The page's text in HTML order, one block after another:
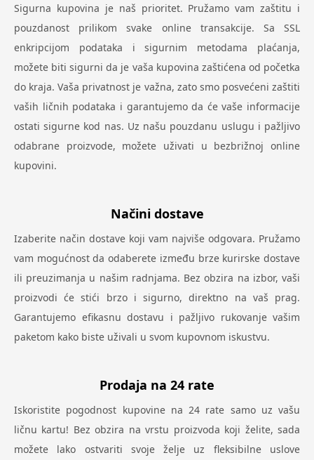
Sigurna kupovina je naš prioritet. Pružamo vam zaštitu i
pouzdanost prilikom svake online transakcije. Sa SSL
enkripcijom podataka i sigurnim metodama plaćanja,
možete biti sigurni da je vaša kupovina zaštićena od početka
do kraja. Vaša privatnost je važna, zato smo posvećeni zaštiti
vaših ličnih podataka i garantujemo da će vaše informacije
ostati sigurne kod nas. Uz našu pouzdanu uslugu i pažljivo
odabrane proizvode, možete uživati u bezbrižnoj online
kupovini.
Načini dostave
Izaberite način dostave koji vam najviše odgovara. Pružamo
vam mogućnost da odaberete između brze kurirske dostave
ili preuzimanja u našim radnjama. Bez obzira na izbor, vaši
proizvodi će stići brzo i sigurno, direktno na vaš prag.
Garantujemo efikasnu dostavu i pažljivo rukovanje vašim
paketom kako biste uživali u svom kupovnom iskustvu.
Prodaja na 24 rate
Iskoristite pogodnost kupovine na 24 rate samo uz vašu
ličnu kartu! Bez obzira na vrstu proizvoda koji želite, sada
možete lako ostvariti svoje želje uz fleksibilne uslove